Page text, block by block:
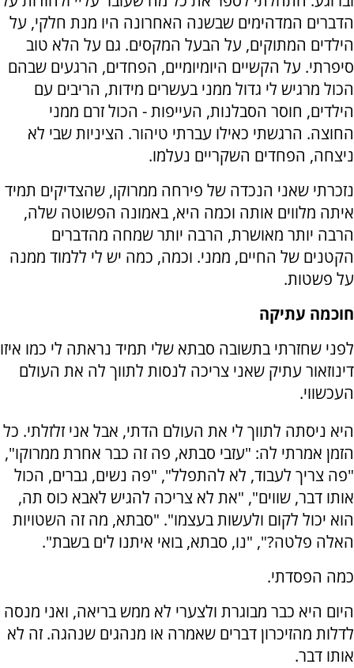
הדברים המדהימים שבשנה האחרונה היו מנת חלקי, על
הילדים המתוקים, על הבעל המקסים. גם על הלא טוב
סיפרתי. על הקשיים היומיומיים, הפחדים, הרגעים שבהם
הכול מרגיש לי גדול ממני בעשרים מידות, הריבים עם
הילדים, חוסר הסבלנות, העייפות - הכול זרם ממני
החוצה. הרגשתי כאילו עברתי טיהור. הציניות שבי לא
ניצחה, הפחדים השקריים נעלמו.
נזכרתי שאני הנכדה של פירחה ממרוקו, שהצדיקים תמיד
איתה מלווים אותה וכמה היא, באמונה הפשוטה שלה,
הרבה יותר מאושרת, הרבה יותר שמחה מהדברים
הקטנים של החיים, ממני. וכמה, כמה יש לי ללמוד ממנה
על פשטות.
חוכמה עתיקה
לפני שחזרתי בתשובה סבתא שלי תמיד נראתה לי כמו איזו
דינוזאור עתיק שאני צריכה לנסות לתווך לה את העולם
העכשווי.
היא ניסתה לתווך לי את העולם הדתי, אבל אני זלזלתי. כל
הזמן אמרתי לה: "עזבי סבתא, פה זה כבר אחרת ממרוקו",
"פה צריך לעבוד, לא להתפלל", "פה נשים, גברים, הכול
אותו דבר, שווים", "את לא צריכה להגיש לאבא כוס תה,
הוא יכול לקום ולעשות בעצמו". "סבתא, מה זה השטויות
האלה פלטה?", "נו, סבתא, בואי איתנו לים בשבת".
כמה הפסדתי.
היום היא כבר מבוגרת ולצערי לא ממש בריאה, ואני מנסה
לדלות מהזיכרון דברים שאמרה או מנהגים שנהגה. זה לא
אותו דבר.